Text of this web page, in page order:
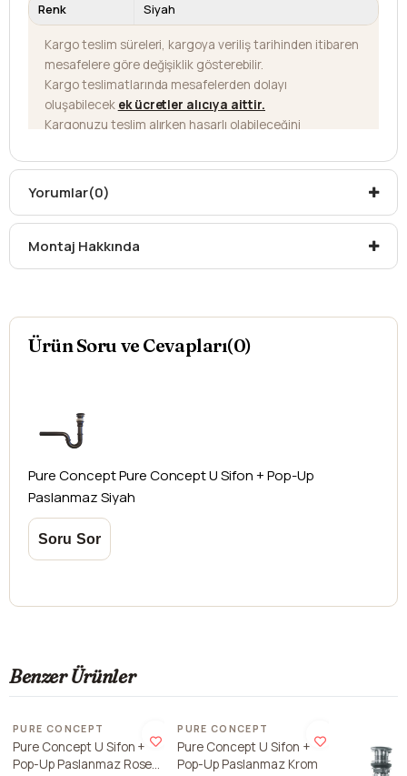
Renk Siyah
Kargo teslim süreleri, kargoya veriliş tarihinden itibaren
mesafelere göre değişiklik gösterebilir.
Kargo teslimatlarında mesafelerden dolayı
oluşabilecek ek ücretler alıcıya aittir.
Kargonuzu teslim alırken hasarlı olabileceğini
yazdırmanız gerekmektedir.
Aksi durumlarda ürünlerin
yapılamamaktadır.
Yorumlar(0)
Montaj Hakkında
Ürün Soru ve Cevapları(0)
Pure ConceptPure Concept U Sifon + Pop-Up
Paslanmaz Siyah
Benzer Ürünler
PURE CONCEPT
Pure Concept U Sifon +
Pop-Up Paslanmaz Rose
PURE CONCEPT
Pure Concept U Sifon +
Pop-Up Paslanmaz Krom